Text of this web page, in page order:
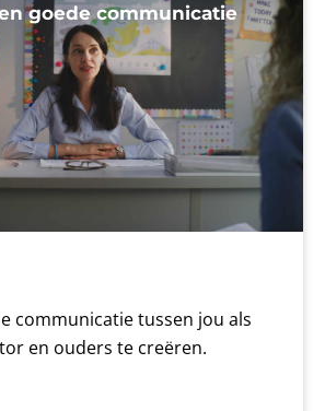
goede communicatie
communicatie tussen jou als
en ouders te creëren.